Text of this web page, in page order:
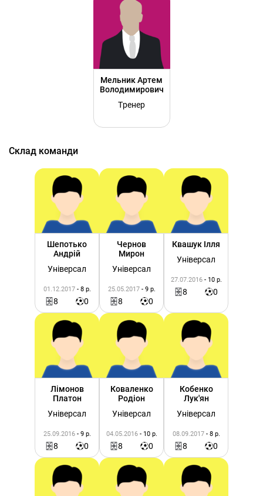
Мельник Артем
Володимирович
Тренер
Склад команди
Шепотько
Андрій
Універсал
01.12.2017 - 8 р.
8 0
Чернов
Мирон
Універсал
25.05.2017 - 9 р.
8 0
Квашук Ілля
Універсал
27.07.2016 - 10 р.
8 0
Лімонов
Платон
Універсал
25.09.2016 - 9 р.
8 0
Коваленко
Родіон
Універсал
04.05.2016 - 10 р.
8 0
Кобенко
Лук'ян
Універсал
08.09.2017 - 8 р.
8 0